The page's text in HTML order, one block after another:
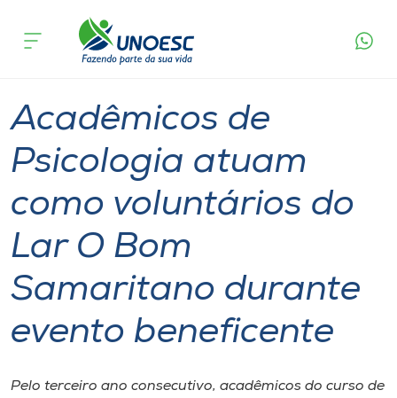
Cursos
Pesquisa
Atendimento ao Estudante
Portal de Ensino
Unoesc
Internacionalização
acontece
evento beneficente
Acadêmicos de
Psicologia atuam
como voluntários do
Lar O Bom
Samaritano durante
evento beneficente
Pelo terceiro ano consecutivo, acadêmicos do curso de